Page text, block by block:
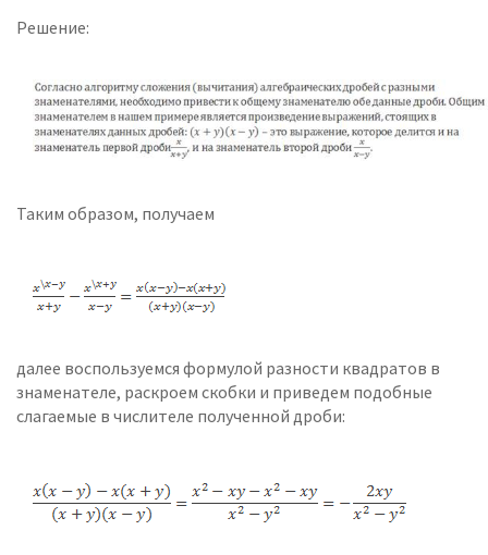
Решение:
Таким образом, получаем
далее воспользуемся формулой разности квадратов в
знаменателе, раскроем скобки и приведем подобные
слагаемые в числителе полученной дроби: